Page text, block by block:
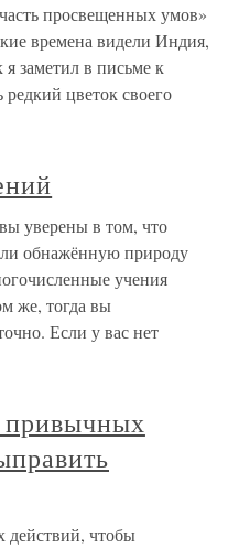
просвещенных умов»
времена видели Индия,
заметил в письме к
цветок своего
уверены в том, что
обнажённую природу
учения
же, тогда вы
Если у вас нет
привычных
действий, чтобы